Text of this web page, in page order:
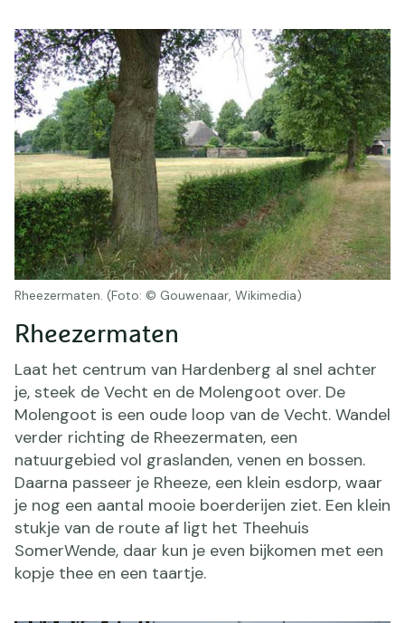
Rheezermaten
Laat het centrum van Hardenberg al snel achter
je, steek de Vecht en de Molengoot over. De
Molengoot is een oude loop van de Vecht. Wandel
verder richting de Rheezermaten, een
natuurgebied vol graslanden, venen en bossen.
Daarna passeer je Rheeze, een klein esdorp, waar
je nog een aantal mooie boerderijen ziet. Een klein
stukje van de route af ligt het Theehuis
SomerWende, daar kun je even bijkomen met een
kopje thee en een taartje.
Rheezermaten. (Foto: © Gouwenaar, Wikimedia)